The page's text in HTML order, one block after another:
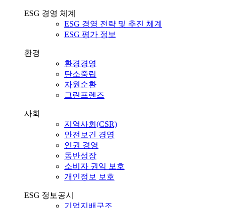
ESG 경영 체계
ESG 경영 전략 및 추진 체계
ESG 평가 정보
환경
환경경영
탄소중립
자원순환
그린프렌즈
사회
지역사회(CSR)
안전보건 경영
인권 경영
동반성장
소비자 권익 보호
개인정보 보호
ESG 정보공시
기업지배구조